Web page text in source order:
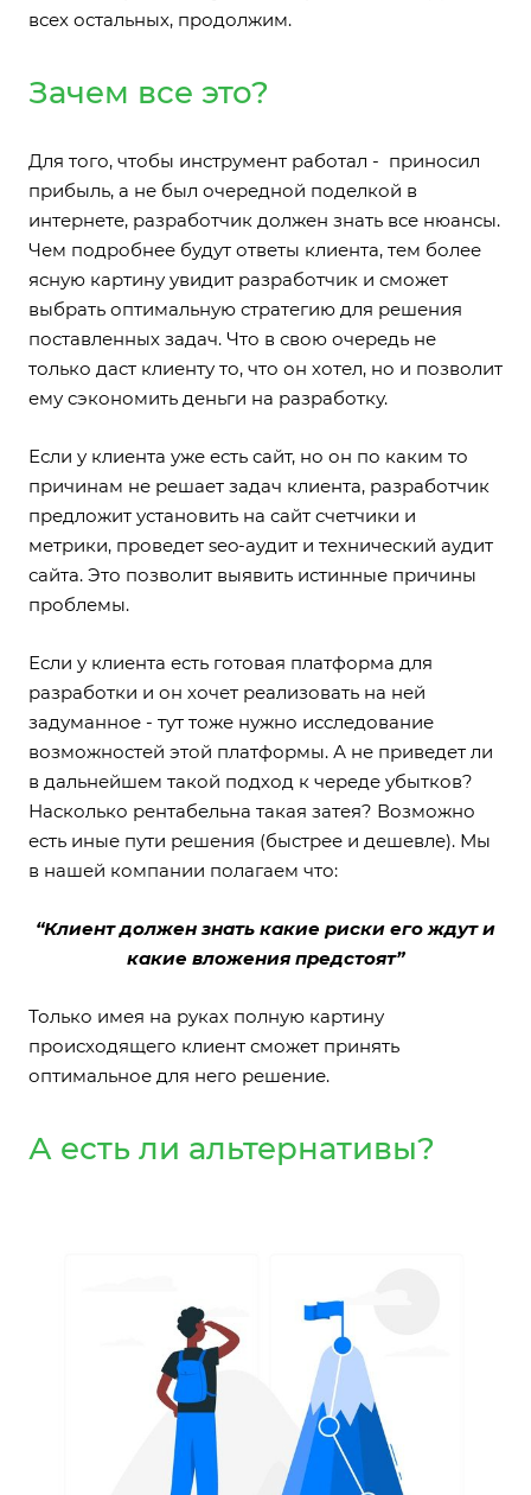
всех остальных, продолжим.
Зачем все это?
Для того, чтобы инструмент работал - приносил
прибыль, а не был очередной поделкой в
интернете, разработчик должен знать все нюансы.
Чем подробнее будут ответы клиента, тем более
ясную картину увидит разработчик и сможет
выбрать оптимальную стратегию для решения
поставленных задач. Что в свою очередь не
только даст клиенту то, что он хотел, но и позволит
ему сэкономить деньги на разработку.
Если у клиента уже есть сайт, но он по каким то
причинам не решает задач клиента, разработчик
предложит установить на сайт счетчики и
метрики, проведет seo-аудит и технический аудит
сайта. Это позволит выявить истинные причины
проблемы.
Если у клиента есть готовая платформа для
разработки и он хочет реализовать на ней
задуманное - тут тоже нужно исследование
возможностей этой платформы. А не приведет ли
в дальнейшем такой подход к череде убытков?
Насколько рентабельна такая затея? Возможно
есть иные пути решения (быстрее и дешевле). Мы
в нашей компании полагаем что:
“Клиент должен знать какие риски его ждут и
какие вложения предстоят”
Только имея на руках полную картину
происходящего клиент сможет принять
оптимальное для него решение.
А есть ли альтернативы?